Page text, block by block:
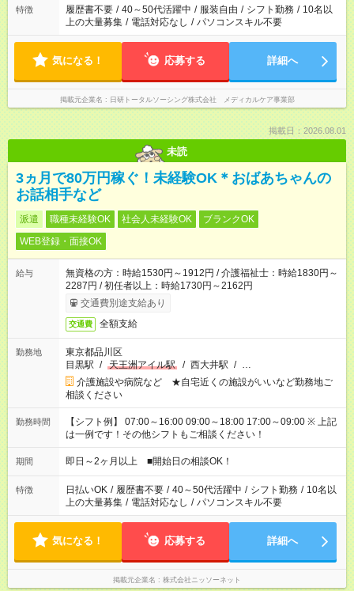
場合は応募できません。
特徴 履歴書不要 / 40～50代活躍中 / 服装自由 / シフト勤務 / 10名以
上の大量募集 / 電話対応なし / パソコンスキル不要
気になる！ 応募する 詳細へ
掲載元企業名 日研トータルソーシング株式会社 メディカルケア事業部
掲載日：2026.08.01
未読
3ヵ月で80万円稼ぐ！未経験OK＊おばあちゃんの
お話相手など
派遣 職種未経験OK 社会人未経験OK
ブランクOK
WEB登録・面接OK
給与
無資格の方：時給1530円～1912円 / 介護福祉士：時給1830円～
2287円 / 初任者以上：時給1730円～2162円
交通費別途支給あり
交通費 全額支給
勤務地
東京都品川区
目黒駅 / 天王洲アイル駅 / 西大井駅 / …
介護施設や病院など ★自宅近くの施設がいいなど勤務地ご
相談ください
勤務時間
【シフト例】 07:00～16:00 09:00～18:00 17:00～09:00 ※ 上記
は一例です！その他シフトもご相談ください！
期間 即日～2ヶ月以上 ■開始日の相談OK！
特徴 日払いOK / 履歴書不要 / 40～50代活躍中 / シフト勤務 / 10名以
上の大量募集 / 電話対応なし / パソコンスキル不要
気になる！ 応募する 詳細へ
掲載元企業名 株式会社ニッソーネット